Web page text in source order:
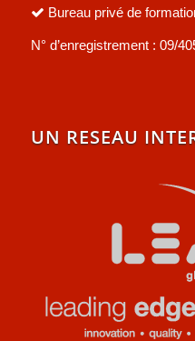
Bureau privé de
N° d’enregistrement : 09/
UN RESEAU